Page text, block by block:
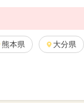
熊本県 大分県